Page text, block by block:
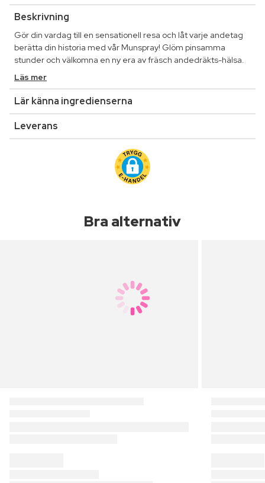
Beskrivning
Gör din vardag till en sensationell resa och låt varje andetag
berätta din historia med vår Munspray! Glöm pinsamma
stunder och välkomna en ny era av fräsch andedräkts-hälsa.
Läs mer
Lär känna ingredienserna
Leverans
Bra alternativ